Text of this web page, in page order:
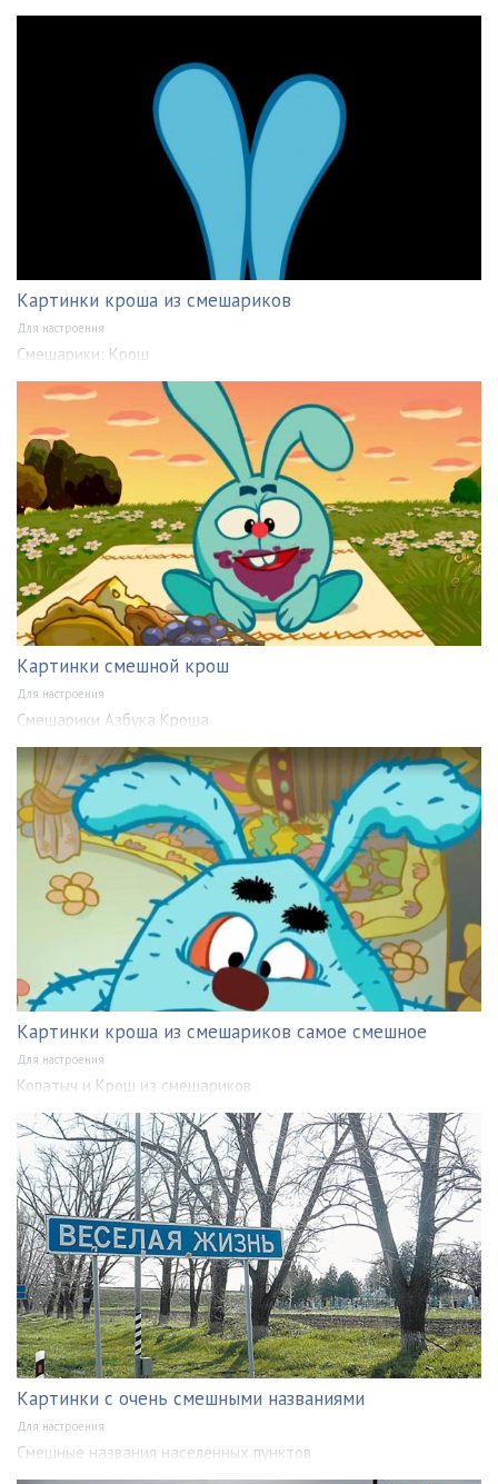
Картинки кроша из смешариков
Для настроения
Смешарики: Крош
Картинки смешной крош
Для настроения
Смешарики Азбука Кроша
Картинки кроша из смешариков самое смешное
Для настроения
Копатыч и Крош из смешариков
Картинки с очень смешными названиями
Для настроения
Смешные названия населенных пунктов